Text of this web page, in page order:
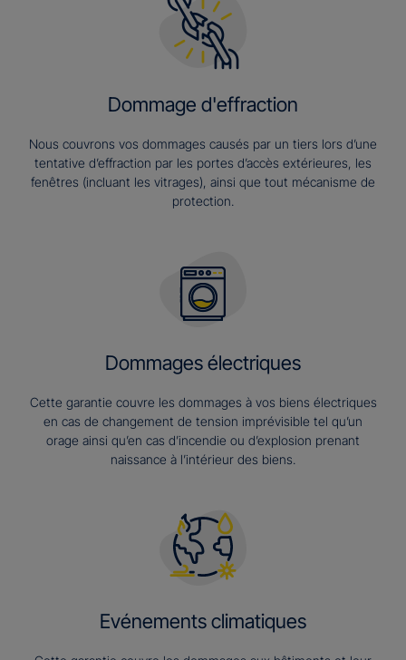
Dommage d'effraction
Nous couvrons vos dommages causés par un tiers lors d’une
tentative d’effraction par les portes d’accès extérieures, les
fenêtres (incluant les vitrages), ainsi que tout mécanisme de
protection.
Dommages électriques
Cette garantie couvre les dommages à vos biens électriques
en cas de changement de tension imprévisible tel qu’un
orage ainsi qu’en cas d’incendie ou d’explosion prenant
naissance à l’intérieur des biens.
Evénements climatiques